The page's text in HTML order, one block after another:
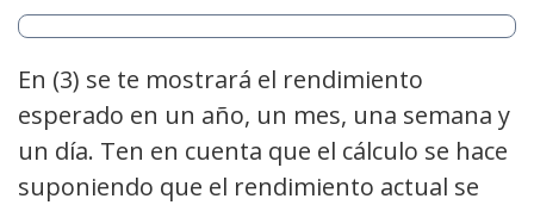
En (3) se te mostrará el rendimiento
esperado en un año, un mes, una semana y
un día. Ten en cuenta que el cálculo se hace
suponiendo que el rendimiento actual se